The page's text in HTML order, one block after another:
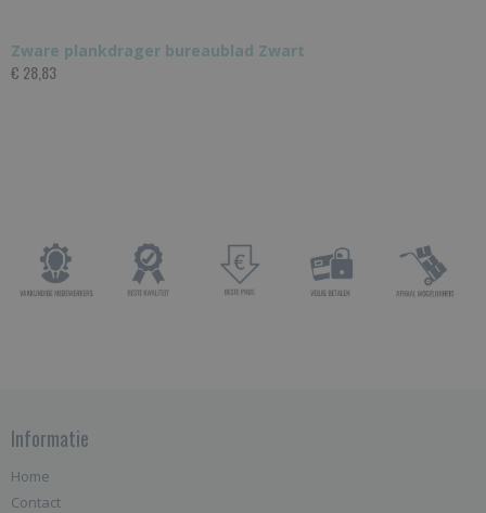
Zware plankdrager bureaublad Zwart
€ 28,83
Informatie
Home
Contact